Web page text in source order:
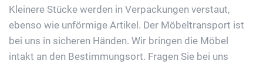
Kleinere Stücke werden in Verpackungen verstaut,
ebenso wie unförmige Artikel. Der Möbeltransport ist
bei uns in sicheren Händen. Wir bringen die Möbel
intakt an den Bestimmungsort. Fragen Sie bei uns